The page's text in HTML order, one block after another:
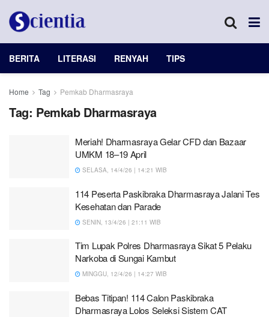
BERITA LITERASI RENYAH TIPS
Home Tag Pemkab Dharmasraya
Tag: Pemkab Dharmasraya
Meriah! Dharmasraya Gelar CFD dan Bazaar
UMKM 18–19 April
SELASA, 14/4/26 | 14:21 WIB
114 Peserta Paskibraka Dharmasraya Jalani Tes
Kesehatan dan Parade
SENIN, 13/4/26 | 21:11 WIB
Tim Lupak Polres Dharmasraya Sikat 5 Pelaku
Narkoba di Sungai Kambut
MINGGU, 12/4/26 | 14:27 WIB
Bebas Titipan! 114 Calon Paskibraka
Dharmasraya Lolos Seleksi Sistem CAT